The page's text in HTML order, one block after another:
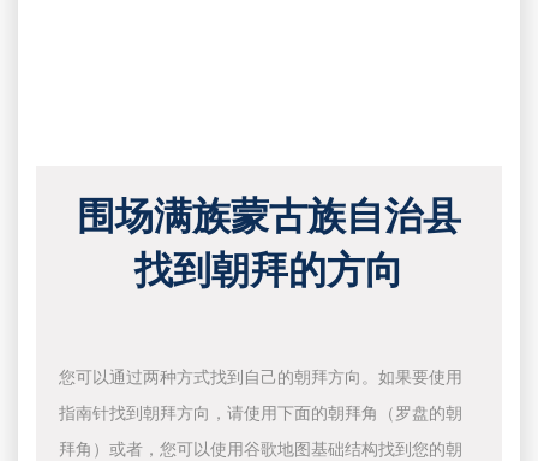
围场满族蒙古族自治县
找到朝拜的方向
您可以通过两种方式找到自己的朝拜方向。如果要使用
指南针找到朝拜方向，请使用下面的朝拜角（罗盘的朝
拜角）或者，您可以使用谷歌地图基础结构找到您的朝